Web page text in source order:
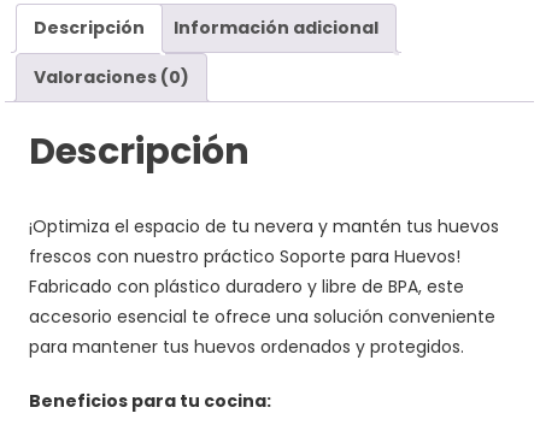
Descripción Información adicional
Valoraciones (0)
Descripción
¡Optimiza el espacio de tu nevera y mantén tus huevos
frescos con nuestro práctico Soporte para Huevos!
Fabricado con plástico duradero y libre de BPA, este
accesorio esencial te ofrece una solución conveniente
para mantener tus huevos ordenados y protegidos.
Beneficios para tu cocina: